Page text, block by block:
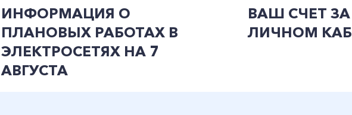
ИНФОРМАЦИЯ О
ПЛАНОВЫХ РАБОТАХ В
ЭЛЕКТРОСЕТЯХ НА 7
АВГУСТА
ВАШ СЧЕТ
ЛИЧНОМ